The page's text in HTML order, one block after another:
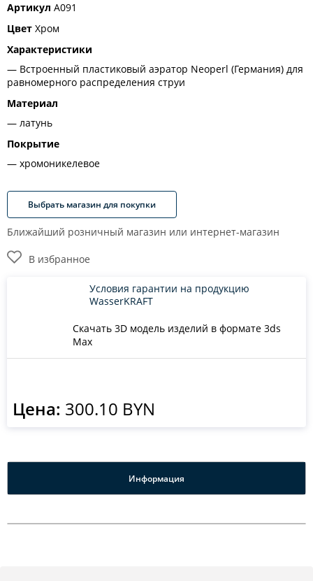
Артикул A091
Цвет Хром
Характеристики
Встроенный пластиковый аэратор Neoperl (Германия) для
равномерного распределения струи
Материал
латунь
Покрытие
хромоникелевое
Выбрать магазин для покупки
Ближайший розничный магазин или интернет-магазин
В избранное
Скачать 3D модель изделий в формате 3ds
Max
Условия гарантии на продукцию
WasserKRAFT
Цена: 300.10 BYN
Информация